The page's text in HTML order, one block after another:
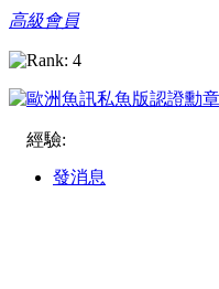
高級會員
經驗:
發消息